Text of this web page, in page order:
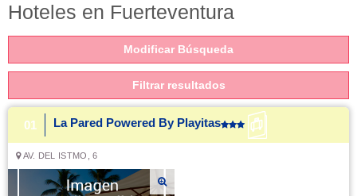
Hoteles en Fuerteventura
Modificar Búsqueda
Filtrar resultados
01 La Pared Powered By Playitas
AV. DEL ISTMO, 6